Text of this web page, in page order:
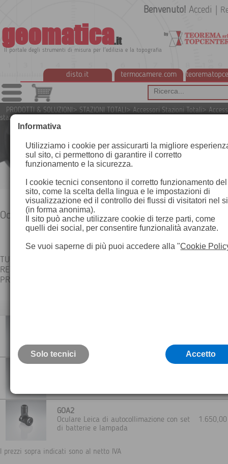
geomatica.it
Il portale degli strumenti di misura per l'edilizia e la topografia
disto.it termocamere.com
Benvenuto! Accedi
PRODOTTI & SOLUZIONI> STAZIONI TOTALI> Accessori Stazioni Totali>
stazioni totali Leica
Oculari
TUTTI GLI ACCESSORI LEICA SONO CONTROLLATI
RETTIFICATI E CALIBRATI - CERTIFICATI
PRESSO IL LABORATORIO TEOREMA - GARANZIA 24 MESI
GOA2
Oculare Leica di autocollimazione con set
di batterie e lampada
I prezzi sopra indicati sono al netto IVA
Informativa
Utilizziamo i cookie per assicurarti la migliore
sul sito, ci permettono di garantire il corretto
funzionamento e la sicurezza.
I cookie tecnici consentono il corretto funzionamento del
sito, come la scelta della lingua e le impostazioni di
visualizzazione ed il controllo dei flussi di visitatori nel
(in forma anonima).
Il sito può anche utilizzare cookie di terze parti, come
quelli dei social, per consentire funzionalità avanzate.
Se vuoi saperne di più puoi accedere alla "Cookie
Solo tecnici Accetto